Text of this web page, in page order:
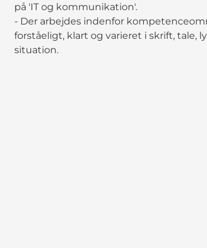
på 'IT og kommunikation'.
- Der arbejdes indenfor
forståeligt, klart og varieret i skrift, tale,
situation.